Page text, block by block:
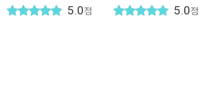
5.0점 5.0점